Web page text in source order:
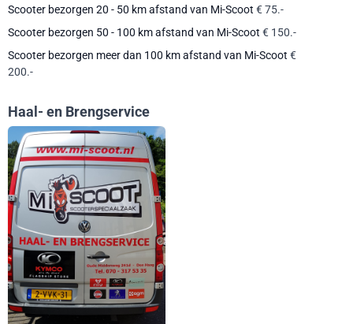
Scooter bezorgen 20 - 50 km afstand van Mi-Scoot € 75.-
Scooter bezorgen 50 - 100 km afstand van Mi-Scoot € 150.-
Scooter bezorgen meer dan 100 km afstand van Mi-Scoot €
200.-
Haal- en Brengservice